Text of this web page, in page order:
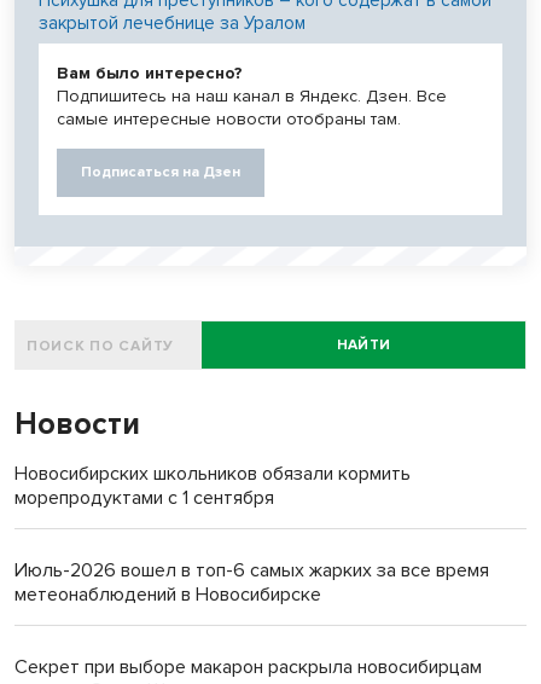
закрытой лечебнице за Уралом
Вам было интересно?
Подпишитесь на наш канал в Яндекс. Дзен. Все
самые интересные новости отобраны там.
Подписаться на Дзен
НАЙТИ
Новости
Новосибирских школьников обязали кормить
морепродуктами с 1 сентября
Июль-2026 вошел в топ-6 самых жарких за все время
метеонаблюдений в Новосибирске
Секрет при выборе макарон раскрыла новосибирцам